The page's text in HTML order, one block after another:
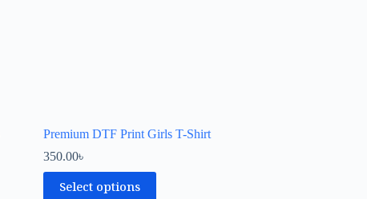
Premium DTF Print Girls T-Shirt
350.00৳
Select options